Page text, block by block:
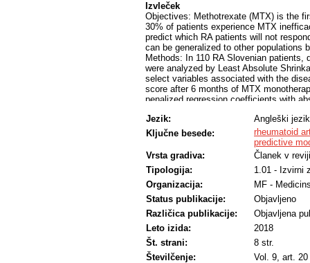
Izvleček
Objectives: Methotrexate (MTX) is the
30% of patients experience MTX
predict which RA patients will not
can be generalized to other populations
Methods: In 110 RA Slovenian
were analyzed by Least Absolute
select variables associated with the
score after 6 months of MTX
penalized regression coefficients with
Results: A clinical pharmacogenetic
Slovenian RA patients consisted of
Carrier Family 19 Member 1
Member 1B1 (SLCO1B1) rs2306283,
Deaminase 1 (AMPD1) rs17602729. It
nonresponders and explained 30% of
for validity in another population
Conclusions: We developed a clinical
monotherapy in Slovenian RA patients
pharmacogenetic index developed for
presumably due to the differences in
groups.
Jezik:
Angleški jezik
Ključne besede:
rheumatoid
predictive
Vrsta gradiva:
Članek v reviji
Tipologija:
1.01 - Izvirni
Organizacija:
MF -
Status publikacije:
Objavljeno
Različica publikacije:
Objavljena
Leto izida:
2018
Št. strani:
8 str.
Številčenje:
Vol. 9, art. 20